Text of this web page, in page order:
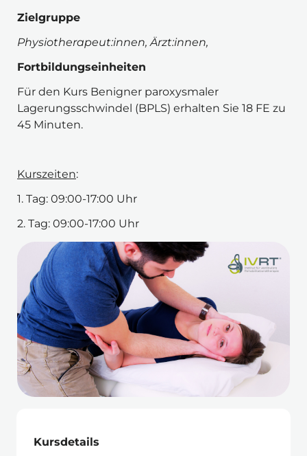
Zielgruppe
Physiotherapeut:innen, Ärzt:innen,
Fortbildungseinheiten
Für den Kurs Benigner paroxysmaler
Lagerungsschwindel (BPLS) erhalten Sie 18 FE zu
45 Minuten.
Kurszeiten:
1. Tag: 09:00-17:00 Uhr
2. Tag: 09:00-17:00 Uhr
Kursdetails